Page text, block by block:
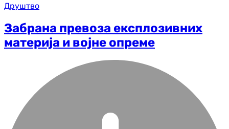
Друштво
Забрана превоза експлозивних
материја и војне опреме